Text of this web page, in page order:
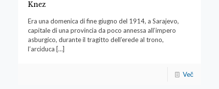
Knez
Era una domenica di fine giugno del 1914, a Sarajevo,
capitale di una provincia da poco annessa all’impero
asburgico, durante il tragitto dell’erede al trono,
l’arciduca […]
Več